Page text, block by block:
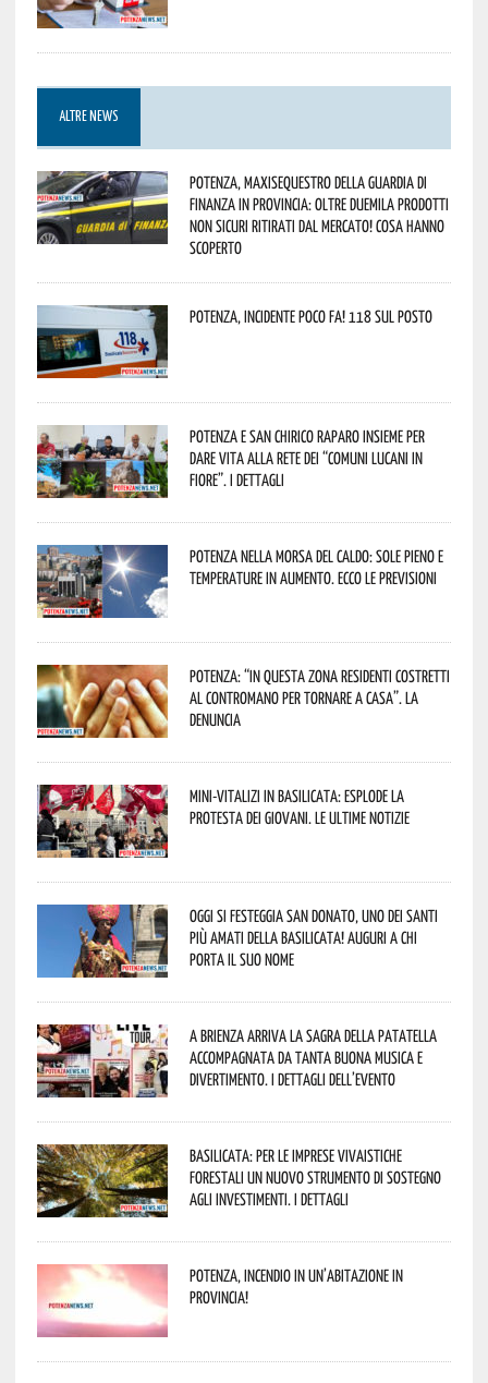
ALTRE NEWS
Potenza, maxisequestro della Guardia di
Finanza in provincia: oltre duemila prodotti
non sicuri ritirati dal mercato! Cosa hanno
scoperto
Potenza, incidente poco fa! 118 sul posto
Potenza e San Chirico Raparo insieme per
dare vita alla rete dei “Comuni Lucani in
Fiore”. I dettagli
Potenza nella morsa del caldo: sole pieno e
temperature in aumento. Ecco le previsioni
Potenza: “In questa zona residenti costretti
al contromano per tornare a casa”. La
denuncia
Mini-vitalizi in Basilicata: esplode la
protesta dei giovani. Le ultime notizie
Oggi si festeggia San Donato, uno dei Santi
più amati della Basilicata! Auguri a chi
porta il suo nome
A Brienza arriva la Sagra della Patatella
accompagnata da tanta buona musica e
divertimento. I dettagli dell’evento
Basilicata: per le imprese vivaistiche
forestali un nuovo strumento di sostegno
agli investimenti. I dettagli
Potenza, incendio in un’abitazione in
provincia!